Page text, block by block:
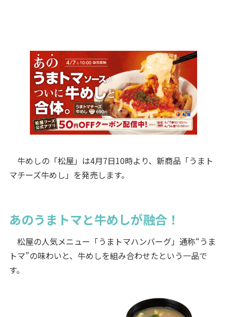
牛めしの「松屋」は4月7日10時より、新商品「うまト
マチーズ牛めし」を発売します。
あのうまトマと牛めしが融合！
松屋の人気メニュー「うまトマハンバーグ」通称“うま
トマ”の味わいと、牛めしを組み合わせたという一品で
す。